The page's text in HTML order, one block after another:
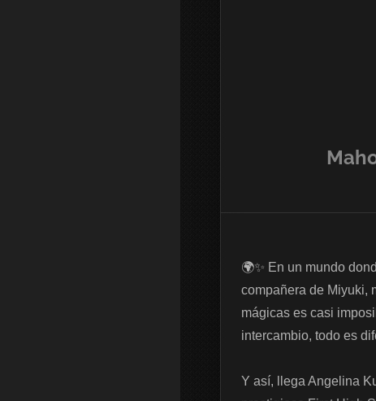
🌍✨ En un mundo
compañera de Miyuki,
mágicas es casi
intercambio, todo es
Y así, llega Angelina